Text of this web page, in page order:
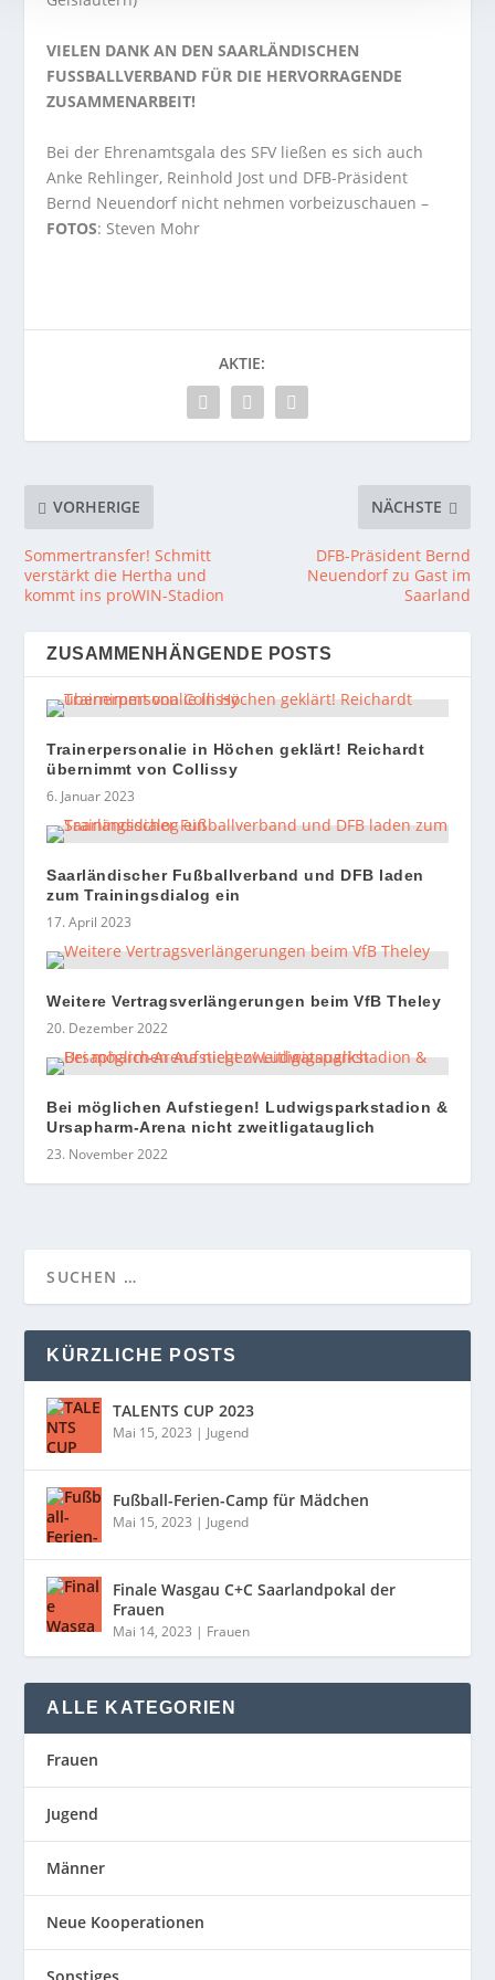
VIELEN DANK AN DEN SAARLÄNDISCHEN
FUSSBALLVERBAND FÜR DIE HERVORRAGENDE
ZUSAMMENARBEIT!
Bei der Ehrenamtsgala des SFV ließen es sich auch
Anke Rehlinger, Reinhold Jost und DFB-Präsident
Bernd Neuendorf nicht nehmen vorbeizuschauen –
FOTOS: Steven Mohr
AKTIE:
VORHERIGE
Sommertransfer! Schmitt
verstärkt die Hertha und
kommt ins proWIN-Stadion
NÄCHSTE
DFB-Präsident Bernd
Neuendorf zu Gast im
Saarland
ZUSAMMENHÄNGENDE POSTS
Trainerpersonalie in Höchen geklärt! Reichardt
übernimmt von Collissy
6. Januar 2023
Saarländischer Fußballverband und DFB laden
zum Trainingsdialog ein
17. April 2023
Weitere Vertragsverlängerungen beim VfB Theley
20. Dezember 2022
Bei möglichen Aufstiegen! Ludwigsparkstadion &
Ursapharm-Arena nicht zweitligatauglich
23. November 2022
KÜRZLICHE POSTS
TALENTS CUP 2023
Mai 15, 2023 | Jugend
Fußball-Ferien-Camp für Mädchen
Mai 15, 2023 | Jugend
Finale Wasgau C+C Saarlandpokal der
Frauen
Mai 14, 2023 | Frauen
ALLE KATEGORIEN
Frauen
Jugend
Männer
Neue Kooperationen